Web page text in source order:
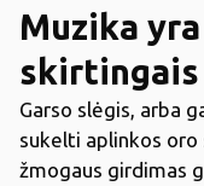
Muzika
skirtingais
Garso slėgis, arba
sukelti aplinkos oro
žmogaus girdimas